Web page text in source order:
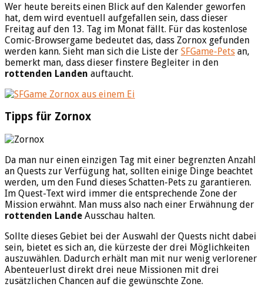
Wer heute bereits einen Blick auf den Kalender geworfen
hat, dem wird eventuell aufgefallen sein, dass dieser
Freitag auf den 13. Tag im Monat fällt. Für das kostenlose
Comic-Browsergame bedeutet das, dass Zornox gefunden
werden kann. Sieht man sich die Liste der SFGame-Pets an,
bemerkt man, dass dieser finstere Begleiter in den
rottenden Landen auftaucht.
Tipps für Zornox
Da man nur einen einzigen Tag mit einer begrenzten Anzahl
an Quests zur Verfügung hat, sollten einige Dinge beachtet
werden, um den Fund dieses Schatten-Pets zu garantieren.
Im Quest-Text wird immer die entsprechende Zone der
Mission erwähnt. Man muss also nach einer Erwähnung der
rottenden Lande Ausschau halten.
Sollte dieses Gebiet bei der Auswahl der Quests nicht dabei
sein, bietet es sich an, die kürzeste der drei Möglichkeiten
auszuwählen. Dadurch erhält man mit nur wenig verlorener
Abenteuerlust direkt drei neue Missionen mit drei
zusätzlichen Chancen auf die gewünschte Zone.